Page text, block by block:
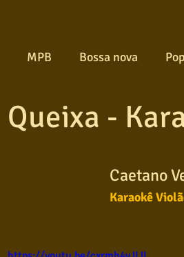
MPB Bossa nova
Gospel Axé Reggae
Soul
Queixa -
Caetano
Karaokê